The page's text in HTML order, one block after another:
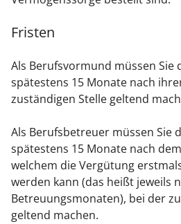
Fristen
Als Berufsvormund müssen Sie
spätestens 15 Monate nach
zuständigen Stelle geltend
Als Berufsbetreuer müssen Sie
spätestens 15 Monate nach
welchem die Vergütung
werden kann (das heißt jeweils
Betreuungsmonaten), bei der
geltend machen.